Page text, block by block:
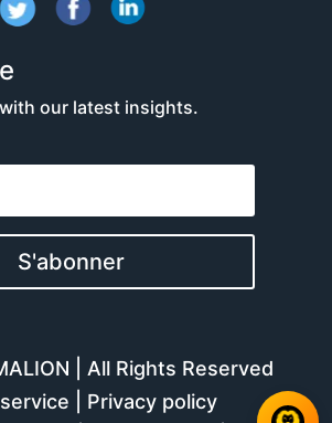
our latest insights.
S'abonner
| All Rights Reserved
Privacy policy